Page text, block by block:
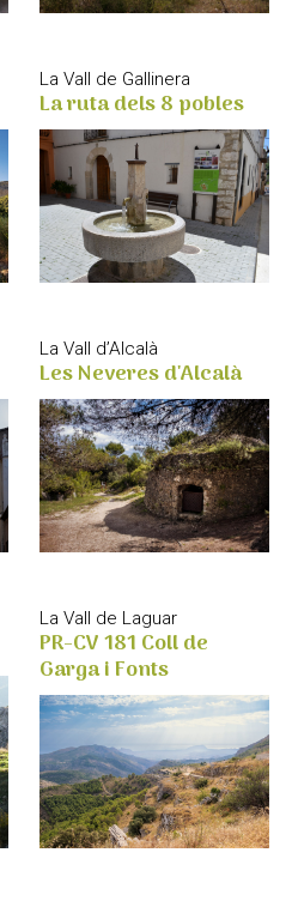
La Vall de Gallinera
La ruta dels 8 pobles
La Vall d’Alcalà
Les Neveres d'Alcalà
La Vall de Laguar
PR-CV 181 Coll de
Garga i Fonts